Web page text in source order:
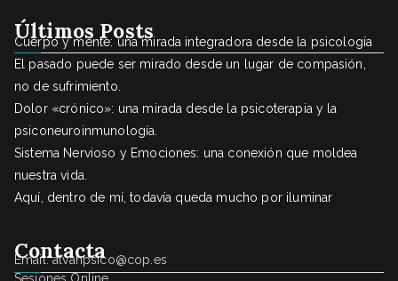
Últimos Posts
Cuerpo y mente: una mirada integradora desde la psicología
El pasado puede ser mirado desde un lugar de compasión,
no de sufrimiento.
Dolor «crónico»: una mirada desde la psicoterapia y la
psiconeuroinmunología.
Sistema Nervioso y Emociones: una conexión que moldea
nuestra vida.
Aquí, dentro de mí, todavía queda mucho por iluminar
Contacta
Email: alvahpsico@cop.es